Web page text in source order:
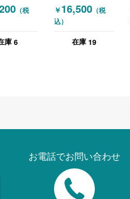
ア ウィザ
ック
（税
庫 6
ゴ ブラック
￥16,500（税
込）
在庫 19
お電話でお問い合わせ